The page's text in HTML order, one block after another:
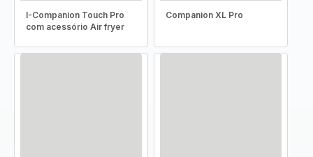
I-Companion Touch Pro
com acessório Air fryer
Companion XL Pro